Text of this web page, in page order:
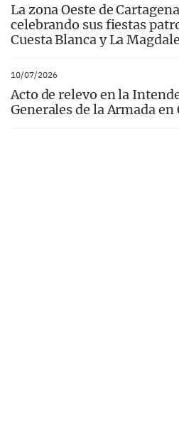
La zona Oeste de
celebrando sus fiestas
Cuesta Blanca y La
10/07/2026
Acto de relevo en la
Generales de la Armada en